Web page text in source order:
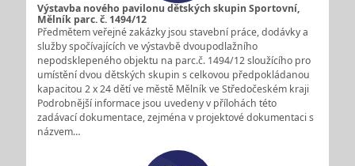
Výstavba nového pavilonu dětských skupin Sportovní,
Mělník parc. č. 1494/12
Předmětem veřejné zakázky jsou stavební práce, dodávky a
služby spočívajících ve výstavbě dvoupodlažního
nepodsklepeného objektu na parc.č. 1494/12 sloužícího pro
umístění dvou dětských skupin s celkovou předpokládanou
kapacitou 2 x 24 dětí ve městě Mělník ve Středočeském kraji
Podrobnější informace jsou uvedeny v přílohách této
zadávací dokumentace, zejména v projektové dokumentaci s
názvem…